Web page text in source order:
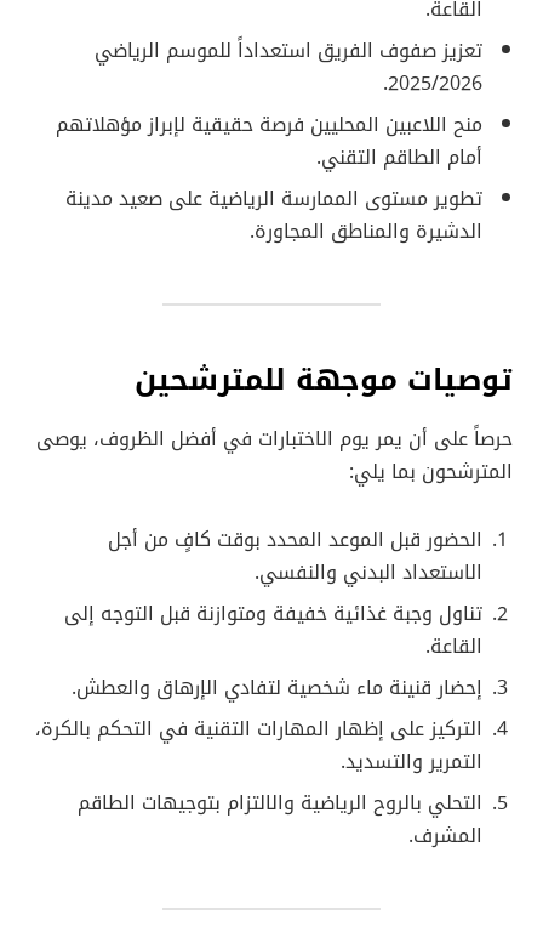
القاعة.
تعزيز صفوف الفريق استعداداً للموسم الرياضي
2025/2026.
منح اللاعبين المحليين فرصة حقيقية لإبراز مؤهلاتهم
أمام الطاقم التقني.
تطوير مستوى الممارسة الرياضية على صعيد مدينة
الدشيرة والمناطق المجاورة.
توصيات موجهة للمترشحين
حرصاً على أن يمر يوم الاختبارات في أفضل الظروف، يوصى
المترشحون بما يلي:
الحضور قبل الموعد المحدد بوقت كافٍ من أجل
الاستعداد البدني والنفسي.
تناول وجبة غذائية خفيفة ومتوازنة قبل التوجه إلى
القاعة.
إحضار قنينة ماء شخصية لتفادي الإرهاق والعطش.
التركيز على إظهار المهارات التقنية في التحكم بالكرة،
التمرير والتسديد.
التحلي بالروح الرياضية والالتزام بتوجيهات الطاقم
المشرف.